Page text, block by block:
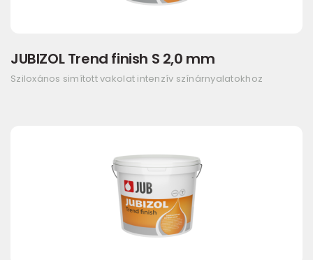
JUBIZOL Trend finish S 2,0 mm
Sziloxános simított vakolat intenzív színárnyalatokhoz